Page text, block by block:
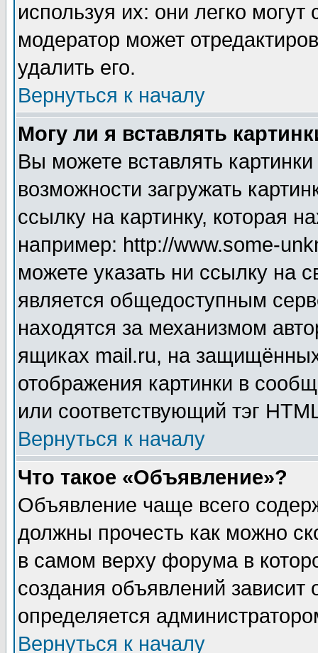
используя их: они легко
модератор может
удалить его.
Вернуться к началу
Могу ли я вставлять
Вы можете вставлять
возможности загружать
ссылку на картинку, которая
например: http://www.some-
можете указать ни ссылку на
является общедоступным
находятся за механизмом
ящиках mail.ru, на
отображения картинки в
или соответствующий тэг
Вернуться к началу
Что такое «Объявление»?
Объявление чаще всего
должны прочесть как можно
в самом верху форума в
создания объявлений зависит
определяется
Вернуться к началу